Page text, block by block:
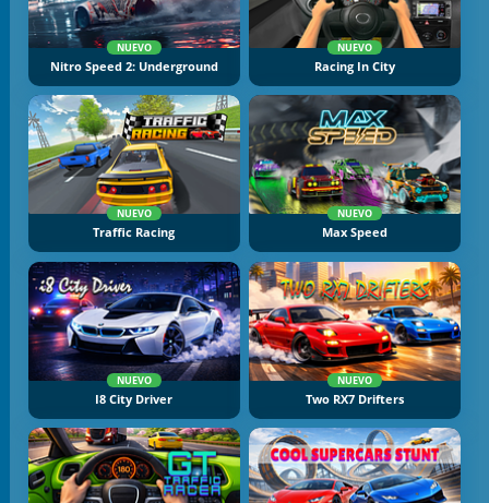
NUEVO
Nitro Speed 2: Underground
NUEVO
Racing In City
NUEVO
Traffic Racing
NUEVO
Max Speed
NUEVO
I8 City Driver
NUEVO
Two RX7 Drifters